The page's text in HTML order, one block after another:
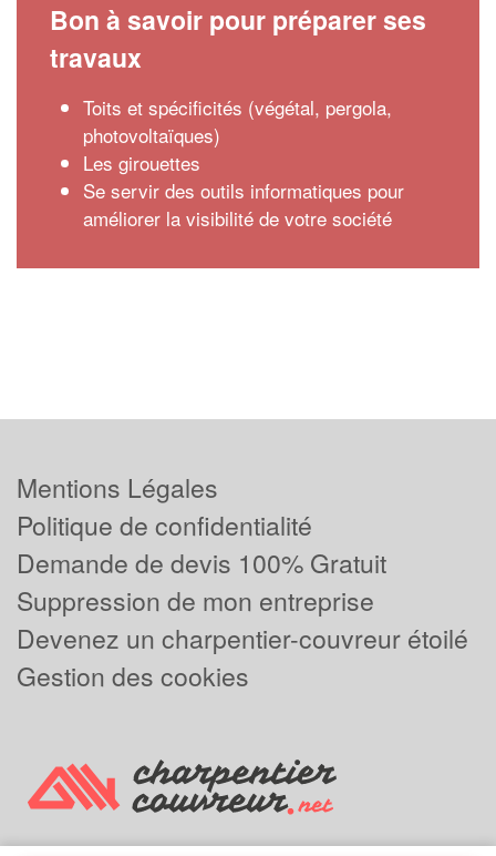
Bon à savoir pour préparer ses
travaux
Toits et spécificités (végétal, pergola,
photovoltaïques)
Les girouettes
Se servir des outils informatiques pour
améliorer la visibilité de votre société
Mentions Légales
Politique de confidentialité
Demande de devis 100% Gratuit
Suppression de mon entreprise
Devenez un charpentier-couvreur étoilé
Gestion des cookies